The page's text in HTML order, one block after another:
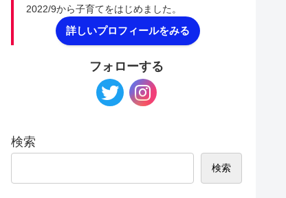
2022/9から子育てをはじめました。
詳しいプロフィールをみる
フォローする
検索
検索